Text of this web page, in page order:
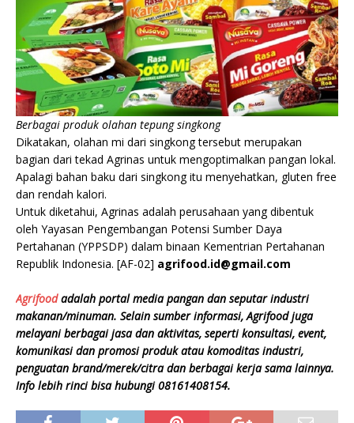
Berbagai produk olahan tepung singkong
Dikatakan, olahan mi dari singkong tersebut merupakan
bagian dari tekad Agrinas untuk mengoptimalkan pangan lokal.
Apalagi bahan baku dari singkong itu menyehatkan, gluten free
dan rendah kalori.
Untuk diketahui, Agrinas adalah perusahaan yang dibentuk
oleh Yayasan Pengembangan Potensi Sumber Daya
Pertahanan (YPPSDP) dalam binaan Kementrian Pertahanan
Republik Indonesia. [AF-02] agrifood.id@gmail.com
Agrifoodadalah portal media pangan dan seputar industri
makanan/minuman. Selain sumber informasi, Agrifood juga
melayani berbagai jasa dan aktivitas, seperti konsultasi, event,
komunikasi dan promosi produk atau komoditas industri,
penguatan brand/merek/citra dan berbagai kerja sama lainnya.
Info lebih rinci bisa hubungi 08161408154.